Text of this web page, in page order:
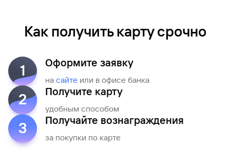
Как получить карту срочно
1 Оформите заявку
на сайте или в офисе банка
2 Получите карту
удобным способом
3 Получайте вознаграждения
за покупки по карте